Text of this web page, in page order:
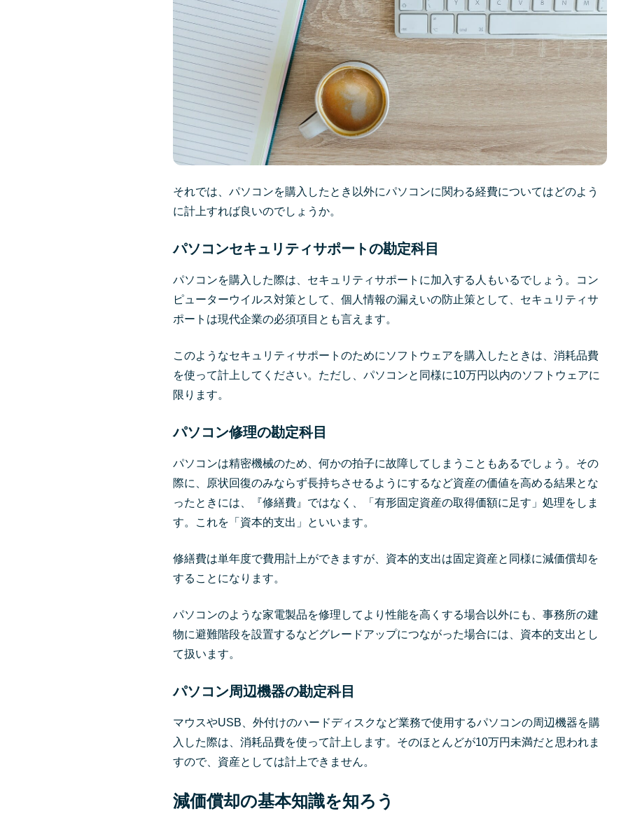
それでは、パソコンを購入したとき以外にパソコンに関わる経費についてはどのよう
に計上すれば良いのでしょうか。
パソコンセキュリティサポートの勘定科目
パソコンを購入した際は、セキュリティサポートに加入する人もいるでしょう。コン
ピューターウイルス対策として、個人情報の漏えいの防止策として、セキュリティサ
ポートは現代企業の必須項目とも言えます。
このようなセキュリティサポートのためにソフトウェアを購入したときは、消耗品費
を使って計上してください。ただし、パソコンと同様に10万円以内のソフトウェアに
限ります。
パソコン修理の勘定科目
パソコンは精密機械のため、何かの拍子に故障してしまうこともあるでしょう。その
際に、原状回復のみならず長持ちさせるようにするなど資産の価値を高める結果とな
ったときには、『修繕費』ではなく、「有形固定資産の取得価額に足す」処理をしま
す。これを「資本的支出」といいます。
修繕費は単年度で費用計上ができますが、資本的支出は固定資産と同様に減価償却を
することになります。
パソコンのような家電製品を修理してより性能を高くする場合以外にも、事務所の建
物に避難階段を設置するなどグレードアップにつながった場合には、資本的支出とし
て扱います。
パソコン周辺機器の勘定科目
マウスやUSB、外付けのハードディスクなど業務で使用するパソコンの周辺機器を購
入した際は、消耗品費を使って計上します。そのほとんどが10万円未満だと思われま
すので、資産としては計上できません。
減価償却の基本知識を知ろう